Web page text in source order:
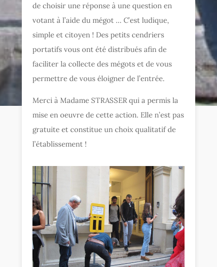
de choisir une réponse à une question en
votant à l’aide du mégot … C’est ludique,
simple et citoyen ! Des petits cendriers
portatifs vous ont été distribués afin de
faciliter la collecte des mégots et de vous
permettre de vous éloigner de l’entrée.
Merci à Madame STRASSER qui a permis la
mise en oeuvre de cette action. Elle n’est pas
gratuite et constitue un choix qualitatif de
l’établissement !